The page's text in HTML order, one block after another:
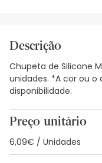
Descrição
Chupeta de Silicone
unidades. *A cor ou o
disponibilidade.
Preço unitário
6,09€ / Unidades